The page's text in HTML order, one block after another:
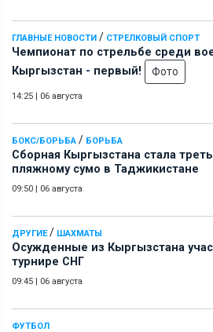
ГЛАВНЫЕ НОВОСТИ / СТРЕЛКОВЫЙ СПОРТ
Чемпионат по стрельбе среди
Кыргызстан - первый!
Фото
14:25 | 06 августа
БОКС/БОРЬБА / БОРЬБА
Сборная Кыргызстана стала
пляжному сумо в Таджикистане
09:50 | 06 августа
ДРУГИЕ/ ШАХМАТЫ
Осужденные из Кыргызстана
турнире СНГ
09:45 | 06 августа
ФУТБОЛ